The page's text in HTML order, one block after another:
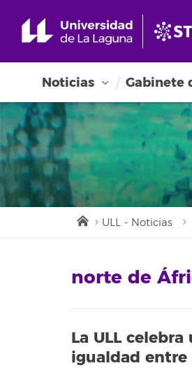
Noticias Gabinete
ULL - Noticias
norte de
La ULL
igualdad entre